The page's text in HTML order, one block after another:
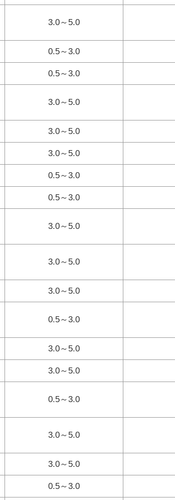
3.0～5.0
0.5～3.0
0.5～3.0
3.0～5.0
3.0～5.0
3.0～5.0
0.5～3.0
0.5～3.0
3.0～5.0
3.0～5.0
3.0～5.0
0.5～3.0
3.0～5.0
3.0～5.0
0.5～3.0
3.0～5.0
3.0～5.0
0.5～3.0